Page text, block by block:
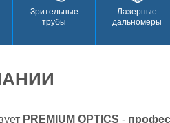
Зрительные
трубы
Лазерные
дальномеры
PREMIUM OPTICS -